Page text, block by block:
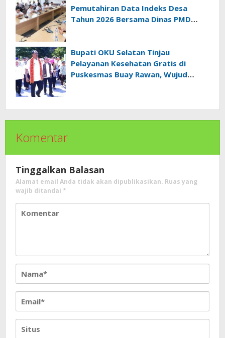
Pemutahiran Data Indeks Desa
Tahun 2026 Bersama Dinas PMD
Bupati OKU Selatan Tinjau
Pelayanan Kesehatan Gratis di
Puskesmas Buay Rawan, Wujud
Komentar
Tinggalkan Balasan
Alamat email Anda tidak akan dipublikasikan. Ruas yang
wajib ditandai *